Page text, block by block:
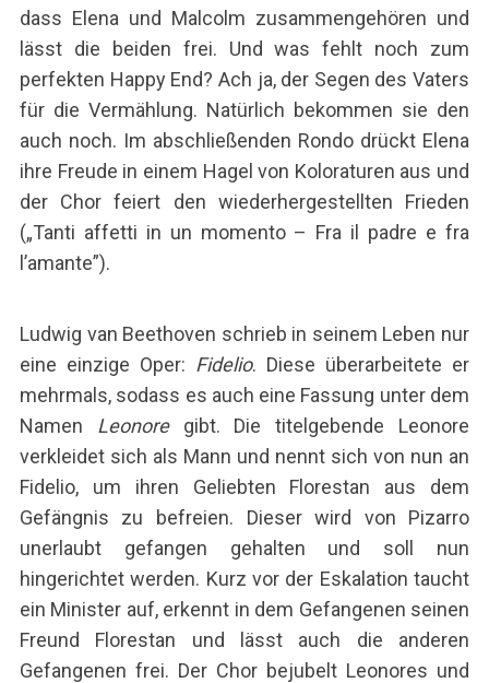
dass Elena und Malcolm zusammengehören und
lässt die beiden frei. Und was fehlt noch zum
perfekten Happy End? Ach ja, der Segen des Vaters
für die Vermählung. Natürlich bekommen sie den
auch noch. Im abschließenden Rondo drückt Elena
ihre Freude in einem Hagel von Koloraturen aus und
der Chor feiert den wiederhergestellten Frieden
(„Tanti affetti in un momento – Fra il padre e fra
l’amante”).
Ludwig van Beethoven schrieb in seinem Leben nur
eine einzige Oper: Fidelio. Diese überarbeitete er
mehrmals, sodass es auch eine Fassung unter dem
Namen Leonoregibt. Die titelgebende Leonore
verkleidet sich als Mann und nennt sich von nun an
Fidelio, um ihren Geliebten Florestan aus dem
Gefängnis zu befreien. Dieser wird von Pizarro
unerlaubt gefangen gehalten und soll nun
hingerichtet werden. Kurz vor der Eskalation taucht
ein Minister auf, erkennt in dem Gefangenen seinen
Freund Florestan und lässt auch die anderen
Gefangenen frei. Der Chor bejubelt Leonores und
S
e
a
r
h
o